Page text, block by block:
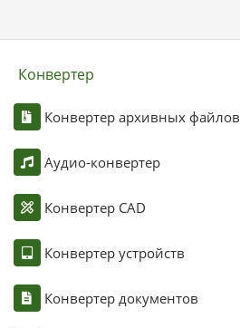
Конвертер
Конвертер архивных файлов
Аудио-конвертер
Конвертер CAD
Конвертер устройств
Конвертер документов